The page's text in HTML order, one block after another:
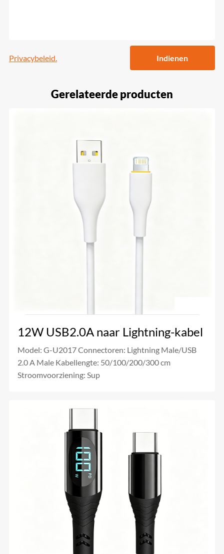
Privacybeleid. Indienen
Gerelateerde producten
12W USB2.0A naar Lightning-kabel
Model: G-U2017 Connectoren: Lightning Male/USB
2.0 A Male Kabellengte: 50/100/200/300 cm
Stroomvoorziening: Sup